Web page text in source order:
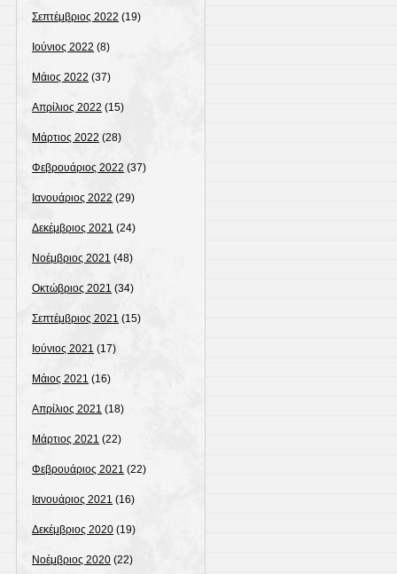
Σεπτέμβριος 2022 (19)
Ιούνιος 2022 (8)
Μάιος 2022 (37)
Απρίλιος 2022 (15)
Μάρτιος 2022 (28)
Φεβρουάριος 2022 (37)
Ιανουάριος 2022 (29)
Δεκέμβριος 2021 (24)
Νοέμβριος 2021 (48)
Οκτώβριος 2021 (34)
Σεπτέμβριος 2021 (15)
Ιούνιος 2021 (17)
Μάιος 2021 (16)
Απρίλιος 2021 (18)
Μάρτιος 2021 (22)
Φεβρουάριος 2021 (22)
Ιανουάριος 2021 (16)
Δεκέμβριος 2020 (19)
Νοέμβριος 2020 (22)